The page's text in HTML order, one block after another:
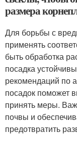
размера
Для борьбы с
применять
быть обработка
посадка
рекомендаций по
посадок поможет
принять меры.
почвы и
предотвратить